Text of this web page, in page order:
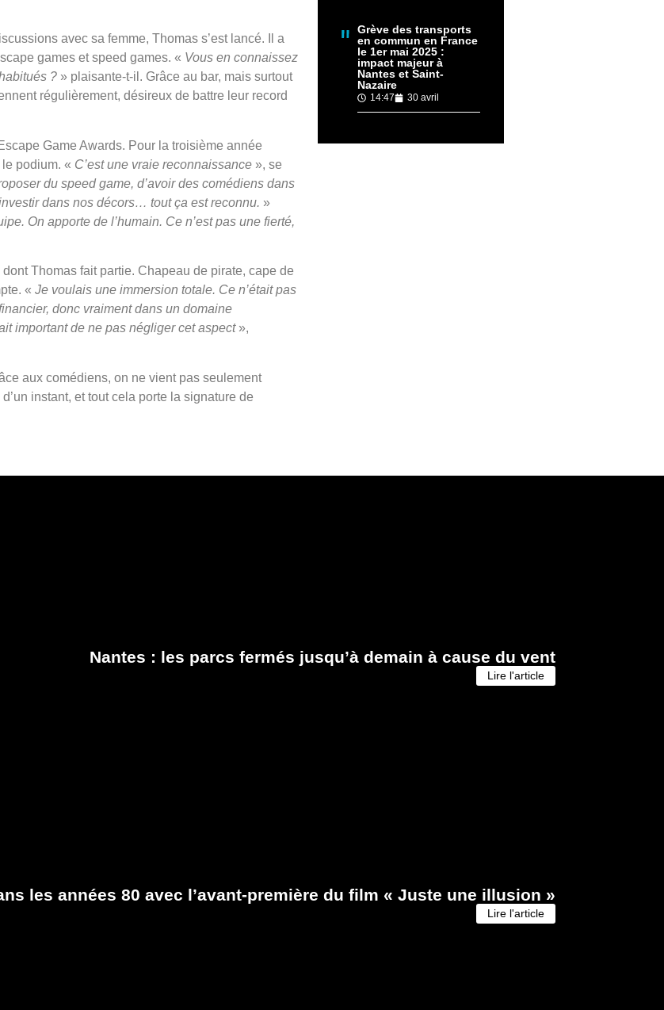
avec sa femme, Thomas s’est lancé. Il a
games et speed games. « Vous en connaissez
? » plaisante-t-il. Grâce au bar, mais surtout
régulièrement, désireux de battre leur record
Game Awards. Pour la troisième année
podium. « C’est une vraie reconnaissance », se
du speed game, d’avoir des comédiens dans
dans nos décors… tout ça est reconnu. »
On apporte de l’humain. Ce n’est pas une fierté,
Thomas fait partie. Chapeau de pirate, cape de
« Je voulais une immersion totale. Ce n’était pas
donc vraiment dans un domaine
important de ne pas négliger cet aspect»,
aux comédiens, on ne vient pas seulement
instant, et tout cela porte la signature de
Grève des transports
en commun en France
le 1er mai 2025 :
impact majeur à
Nantes et Saint-
Nazaire
14:47 30 avril
Nantes : les parcs fermés jusqu’à demain à cause du vent
Lire l'article
les années 80 avec l’avant-première du film « Juste une illusion »
Lire l'article